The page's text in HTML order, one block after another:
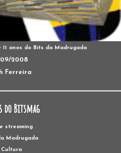
anos do Bits da Madrugada
09/2008
Ferreira
do Bitsmag
streaming
Madrugada
Cultura